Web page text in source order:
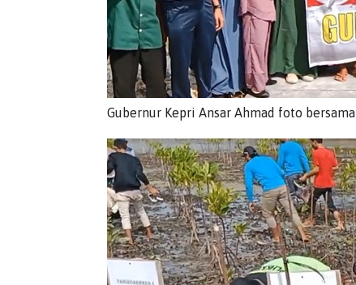
Gubernur Kepri Ansar Ahmad foto